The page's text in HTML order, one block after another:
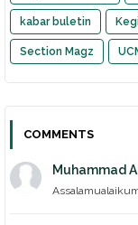
kabar buletin
Section Magz
COMMENTS
Muhammad